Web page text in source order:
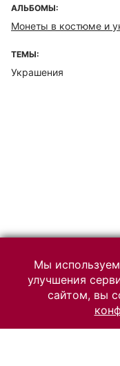
АЛЬБОМЫ:
Монеты в костюме и
ТЕМЫ:
Украшения
Мы
улучшения
сайтом, вы